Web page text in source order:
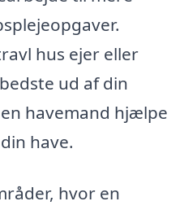
hus ejer eller
ud af din
havemand hjælpe
have.
hvor en